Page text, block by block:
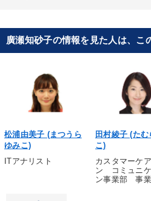
廣瀬知砂子の情報を見た人は、こ
松浦由美子 (まつうら
ゆみこ)
ITアナリスト
田村綾子 (たむ
こ)
カスタマーケ
ン コミュニケ
ン事業部 事